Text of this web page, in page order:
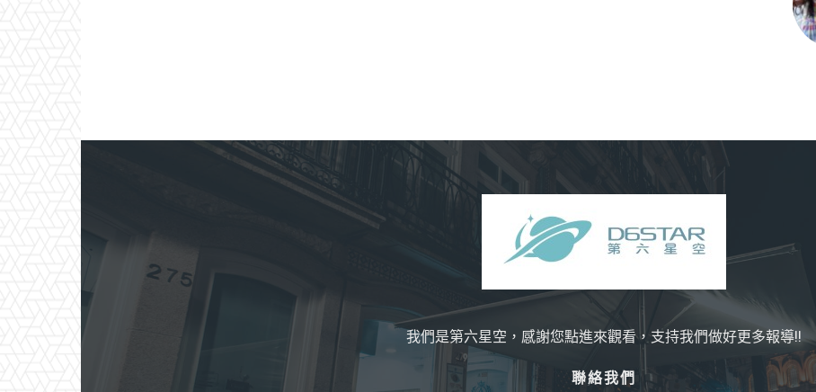
我們是第六星空，感謝您點進來觀看，支持我們做好更多報導!!
聯絡我們